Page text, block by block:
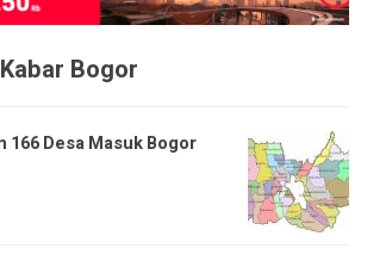
Bogor
166 Desa Masuk Bogor